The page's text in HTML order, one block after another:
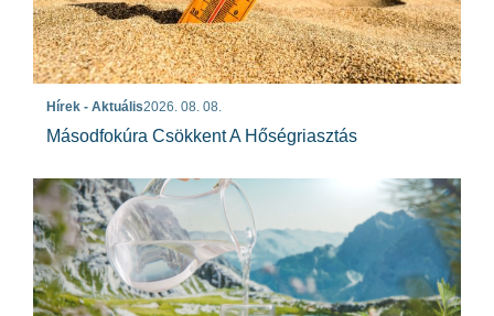
Hírek - Aktuális2026. 08. 08.
Másodfokúra Csökkent A Hőségriasztás